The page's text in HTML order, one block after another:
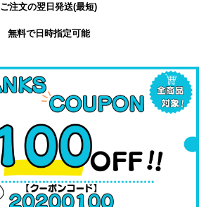
ご注文の翌日発送(最短)
無料で日時指定可能